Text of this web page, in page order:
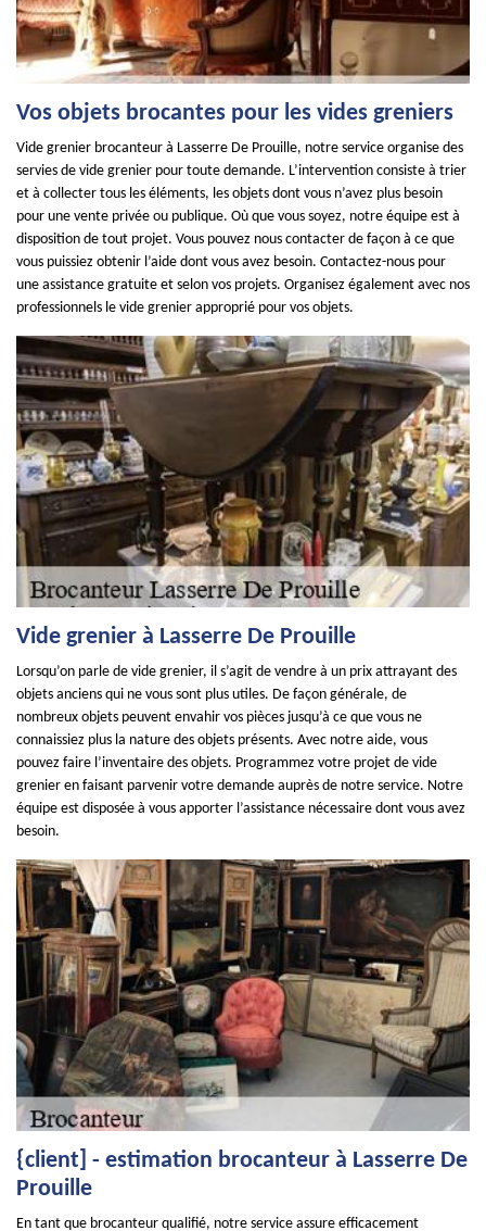
Vos objets brocantes pour les vides greniers
Vide grenier brocanteur à Lasserre De Prouille, notre service organise des
servies de vide grenier pour toute demande. L’intervention consiste à trier
et à collecter tous les éléments, les objets dont vous n’avez plus besoin
pour une vente privée ou publique. Où que vous soyez, notre équipe est à
disposition de tout projet. Vous pouvez nous contacter de façon à ce que
vous puissiez obtenir l’aide dont vous avez besoin. Contactez-nous pour
une assistance gratuite et selon vos projets. Organisez également avec nos
professionnels le vide grenier approprié pour vos objets.
Vide grenier à Lasserre De Prouille
Lorsqu’on parle de vide grenier, il s’agit de vendre à un prix attrayant des
objets anciens qui ne vous sont plus utiles. De façon générale, de
nombreux objets peuvent envahir vos pièces jusqu’à ce que vous ne
connaissiez plus la nature des objets présents. Avec notre aide, vous
pouvez faire l’inventaire des objets. Programmez votre projet de vide
grenier en faisant parvenir votre demande auprès de notre service. Notre
équipe est disposée à vous apporter l’assistance nécessaire dont vous avez
besoin.
{client] - estimation brocanteur à Lasserre De
Prouille
En tant que brocanteur qualifié, notre service assure efficacement